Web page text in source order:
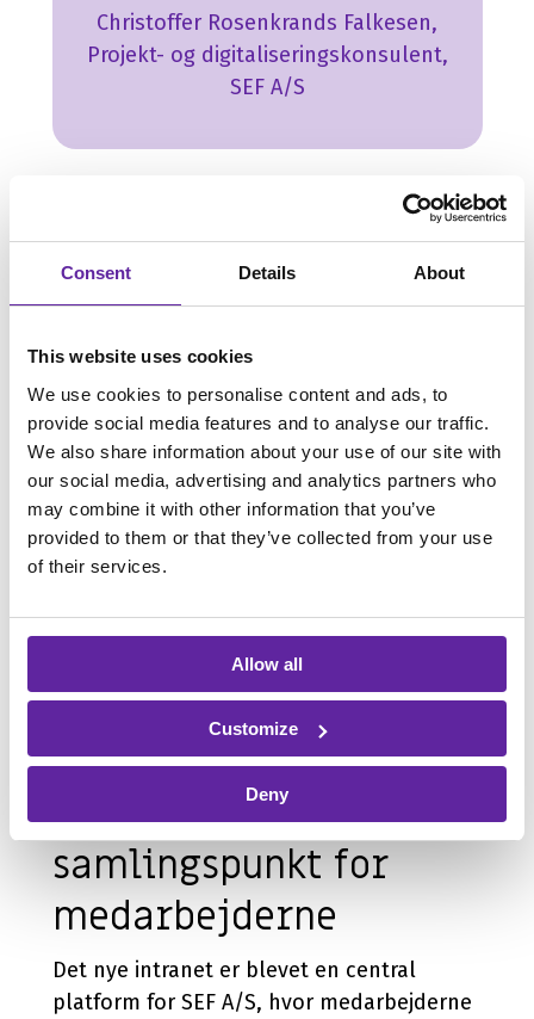
Consent Details About
This website uses cookies
We use cookies to personalise content and ads, to
provide social media features and to analyse our traffic.
We also share information about your use of our site with
our social media, advertising and analytics partners who
may combine it with other information that you’ve
provided to them or that they’ve collected from your use
of their services.
Allow all
Customize
Deny
Christoffer Rosenkrands Falkesen,
Projekt- og digitaliseringskonsulent,
SEF A/S
Øget sikkerhed med
med det nye intranet var at højne
sikkerheden. Den nye SharePoint-løsning
fungerer godt med deres eksisterende IT-
infrastruktur og to-trins godkendelse,
hvilket sikrer, at systemet lever op til SEF
A/S’s høje sikkerhedsstandarder, og gør
arbejde med.
Resultatet
Effektivt
samlingspunkt for
medarbejderne
Det nye intranet er blevet en central
platform for SEF A/S, hvor medarbejderne